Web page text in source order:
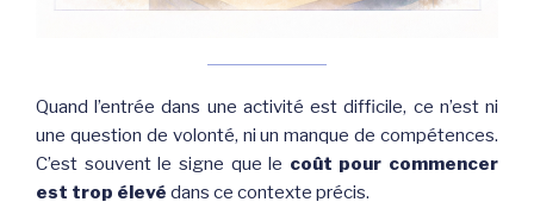
Quand l’entrée dans une activité est difficile, ce n’est ni
une question de volonté, ni un manque de compétences.
C’est souvent le signe que le coût pour commencer
est trop élevé dans ce contexte précis.